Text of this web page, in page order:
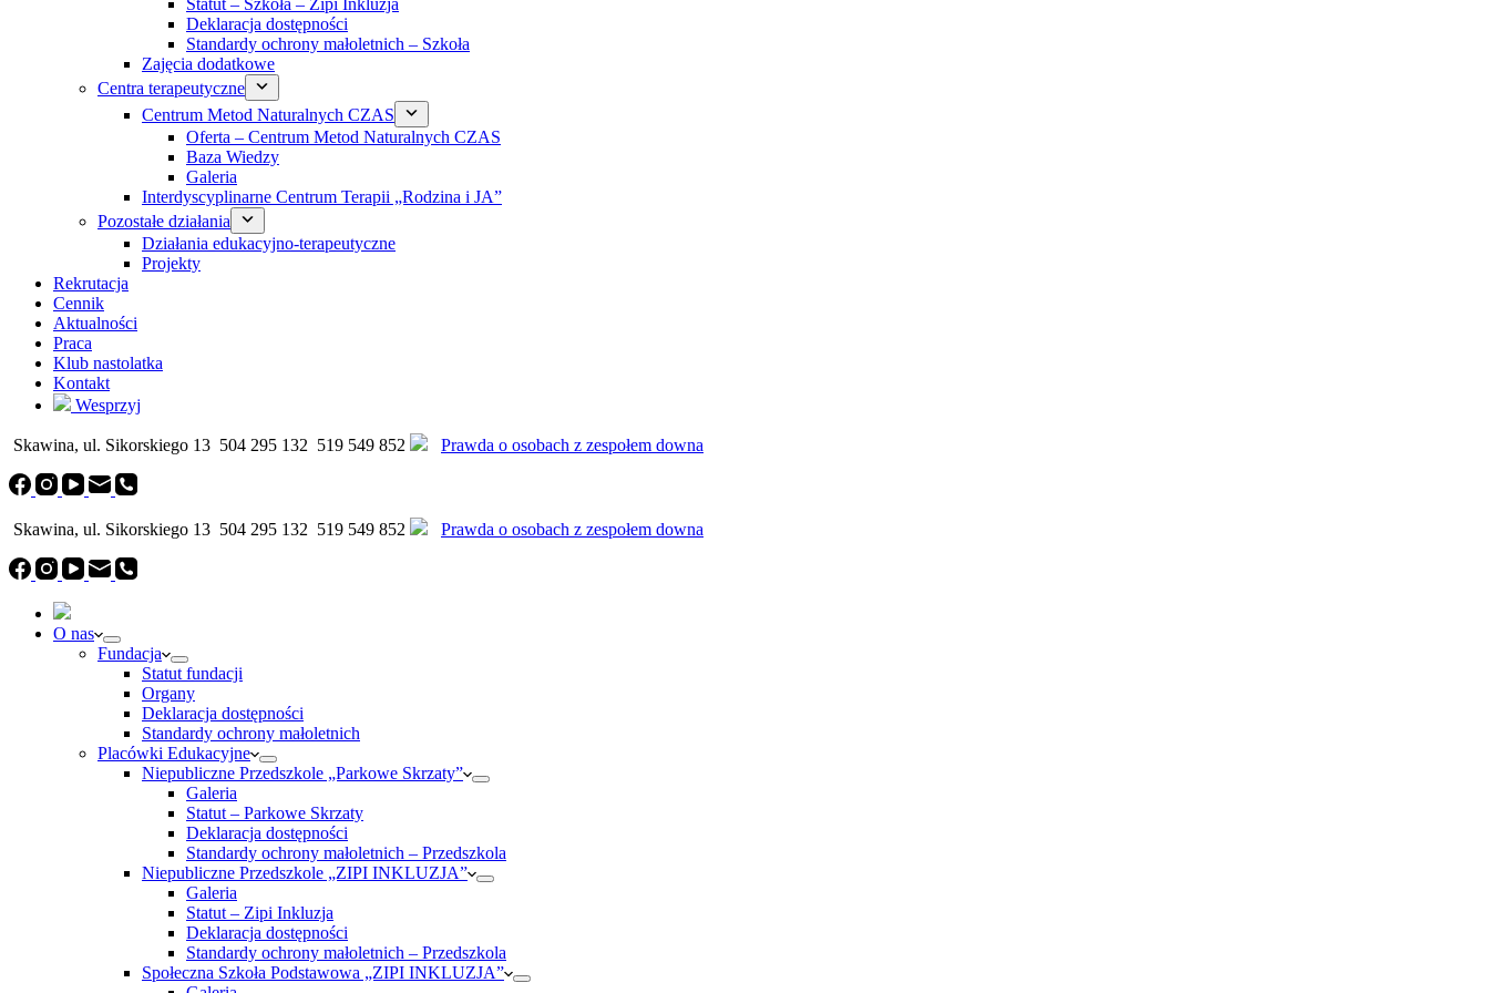
Statut – Szkoła – Zipi Inkluzja
Deklaracja dostępności
Standardy ochrony małoletnich – Szkoła
Zajęcia dodatkowe
Centra terapeutyczne
Centrum Metod Naturalnych CZAS
Oferta – Centrum Metod Naturalnych CZAS
Baza Wiedzy
Galeria
Interdyscyplinarne Centrum Terapii „Rodzina i JA”
Pozostałe działania
Działania edukacyjno-terapeutyczne
Projekty
Rekrutacja
Cennik
Aktualności
Praca
Klub nastolatka
Kontakt
Wesprzyj
Skawina, ul. Sikorskiego 13 504 295 132 519 549 852 Prawda o osobach z zespołem downa
Skawina, ul. Sikorskiego 13 504 295 132 519 549 852 Prawda o osobach z zespołem downa
O nas
Fundacja
Statut fundacji
Organy
Deklaracja dostępności
Standardy ochrony małoletnich
Placówki Edukacyjne
Niepubliczne Przedszkole „Parkowe Skrzaty”
Galeria
Statut – Parkowe Skrzaty
Deklaracja dostępności
Standardy ochrony małoletnich – Przedszkola
Niepubliczne Przedszkole „ZIPI INKLUZJA”
Galeria
Statut – Zipi Inkluzja
Deklaracja dostępności
Standardy ochrony małoletnich – Przedszkola
Społeczna Szkoła Podstawowa „ZIPI INKLUZJA”